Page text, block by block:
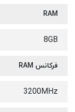
RAM
8GB
فرکانس RAM
3200MHz